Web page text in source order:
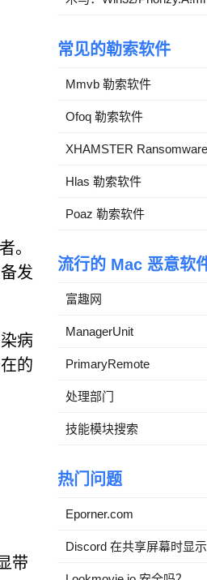
。
发
病
的
带
常见的勒索软件
Mmvb 勒索软件
Ofoq 勒索软件
XHAMSTER Ransomware
Hlas 勒索软件
Poaz 勒索软件
流行的 Mac 恶意软
富趣网
ManagerUnit
PrimaryRemote
处理部门
技能模块搜索
热门问题
Eporner.com
Discord 在共享屏幕时显